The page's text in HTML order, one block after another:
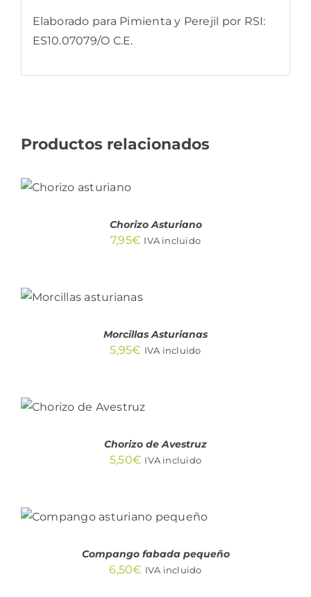
Elaborado para Pimienta y Perejil por RSI:
ES10.07079/O C.E.
Productos relacionados
CARRITO
Chorizo Asturiano
7,95€ IVA incluido
CARRITO
/
Morcillas Asturianas
5,95€ IVA incluido
CARRITO
/
Chorizo de Avestruz
5,50€ IVA incluido
AÑADIR AL CARRITO
/
DETALLES
Compango fabada pequeño
6,50€ IVA incluido